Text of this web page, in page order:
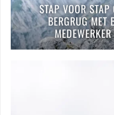
STAP VOOR
BERGRUG MET